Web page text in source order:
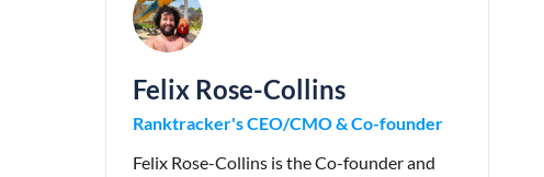
Felix Rose-Collins
Ranktracker's CEO/CMO & Co-founder
Felix Rose-Collins is the Co-founder and